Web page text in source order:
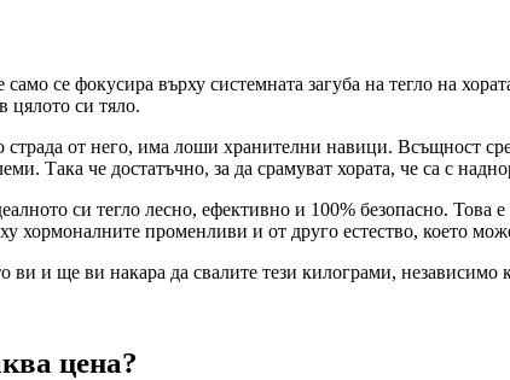
се фокусира върху системната загуба на тегло на
цялото си тяло.
страда от него, има лоши хранителни навици. Всъщност
Така че достатъчно, за да срамуват хората, че са с
си тегло лесно, ефективно и 100% безопасно. Това
хормоналните променливи и от друго естество, което
ви и ще ви накара да свалите тези килограми, независимо
цена?